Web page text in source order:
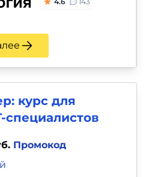
курс для
Промокод